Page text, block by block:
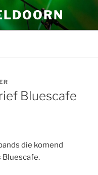
Bluescafe
die komend
Bluescafe.